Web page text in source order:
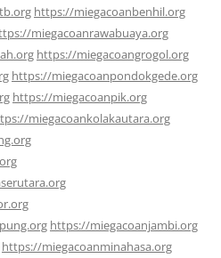
https://miegacoanbenhil.org
miegacoanrawabuaya.org
https://miegacoangrogol.org
https://miegacoanpondokgede.org
https://miegacoanpik.org
miegacoankolakautara.org
https://miegacoanjambi.org
https://miegacoanminahasa.org